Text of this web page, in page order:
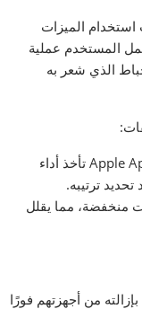
استخدام الميزات
المستخدم عملية
الذي شعر به
متاجر التطبيقات مثل Google Play وApple App Store تأخذ أداء
ترتيبه.
منخفضة، مما يقلل
من أجهزتهم فورًا